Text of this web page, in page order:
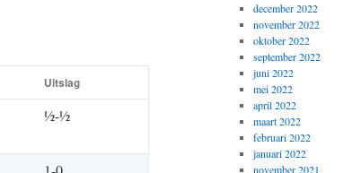
Uitslag
½-½
december 2022
november 2022
oktober 2022
september 2022
juni 2022
mei 2022
april 2022
maart 2022
februari 2022
januari 2022
november 2021